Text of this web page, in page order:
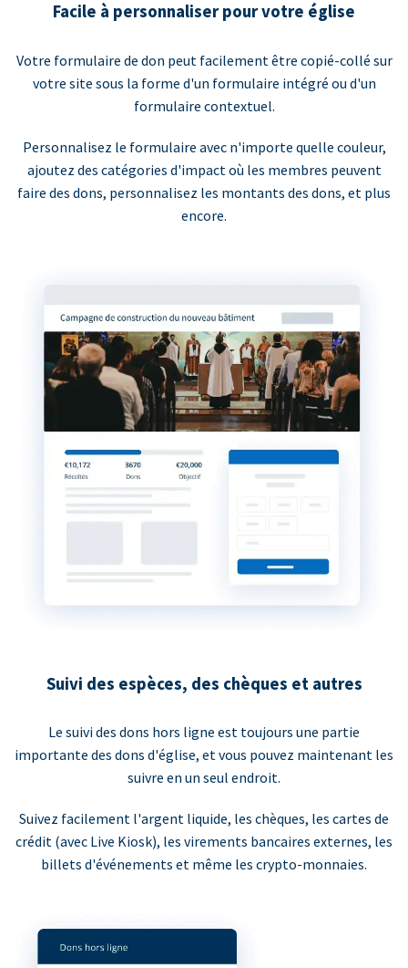
Facile à personnaliser pour votre église
Votre formulaire de don peut facilement être copié-collé sur
votre site sous la forme d'un formulaire intégré ou d'un
formulaire contextuel.
Personnalisez le formulaire avec n'importe quelle couleur,
ajoutez des catégories d'impact où les membres peuvent
faire des dons, personnalisez les montants des dons, et plus
encore.
Suivi des espèces, des chèques et autres
Le suivi des dons hors ligne est toujours une partie
importante des dons d'église, et vous pouvez maintenant les
suivre en un seul endroit.
Suivez facilement l'argent liquide, les chèques, les cartes de
crédit (avec Live Kiosk), les virements bancaires externes, les
billets d'événements et même les crypto-monnaies.